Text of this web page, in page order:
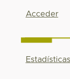
Acceder